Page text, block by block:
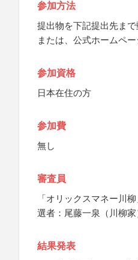
参加方法
提出物を下記提出先まで
または、公式ホームペ
参加資格
日本在住の方
参加費
無し
審査員
「オリックスマネー川
選者：尾藤一泉（川柳家
結果発表